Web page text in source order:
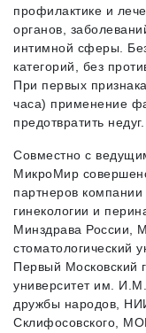
профилактике и
органов,
интимной сферы.
категорий, без
При первых
часа) применение
предотвратить недуг.
Совместно с
МикроМир
партнеров
гинекологии и
Минздрава России,
стоматологический
Первый Московский
университет им.
дружбы народов,
Склифосовского,